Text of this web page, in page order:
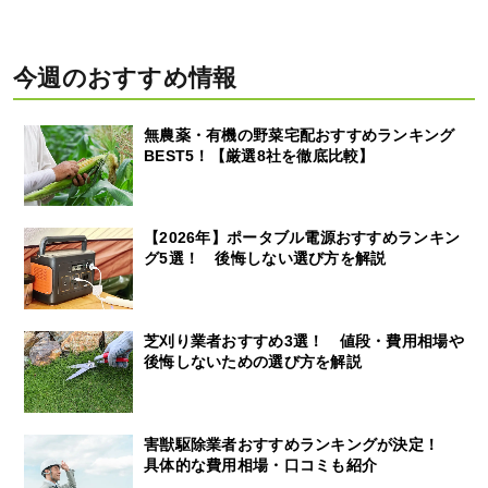
今週のおすすめ情報
無農薬・有機の野菜宅配おすすめランキング
BEST5！【厳選8社を徹底比較】
【2026年】ポータブル電源おすすめランキン
グ5選！ 後悔しない選び方を解説
芝刈り業者おすすめ3選！ 値段・費用相場や
後悔しないための選び方を解説
害獣駆除業者おすすめランキングが決定！
具体的な費用相場・口コミも紹介